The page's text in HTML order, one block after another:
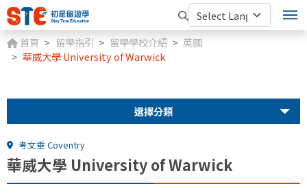
首頁 留學指引 留學學校介紹
英國
華威大學 University of Warwick
選擇分類
考文垂 Coventry
華威大學 University of Warwick